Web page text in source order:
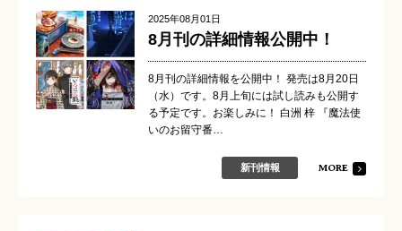
2025年08月01日
8月刊の詳細情報公開中！
8月刊の詳細情報を公開中！ 発売は8月20日
（水）です。8月上旬には試し読みも公開す
る予定です。お楽しみに！ 白洲 梓 『魔法使
いのお留守番…
新刊情報 MORE